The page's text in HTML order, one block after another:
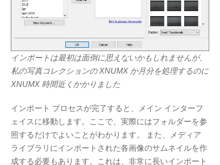
インポートは最初は面倒に思えないかもしれませんが、
私の写真コレクションの XNUMX か月分を処理するのに
XNUMX 時間近くかかりました
インポート プロセスが完了すると、メイン インターフ
ェイスに移動します。ここで、実際にはフォルダーを参
照するだけでよいことがわかります。 また、メディア
ライブラリにインポートされた各画像のサムネイルを作
成する必要もあります。これは、非常に長いインポート